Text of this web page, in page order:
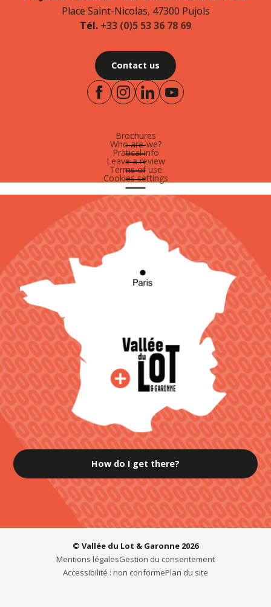
Place Saint-Nicolas, 47300 Pujols
Tél. +33 (0)5 53 36 78 69
Contact us
Brochures
Who are-we?
Pratical info
Leave a review
Terms of use
Cookies settings
How do I get there?
© Vallée du Lot & Garonne 2026
Mentions légalesGestion du consentement
Accessibilité : non conformePlan du site